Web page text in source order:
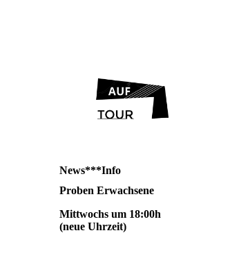
News***Info
Proben Erwachsene
Mittwochs um 18:00h
(neue Uhrzeit)